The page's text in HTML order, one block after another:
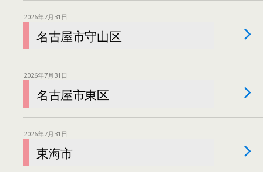
2026年7月31日
名古屋市守山区
2026年7月31日
名古屋市東区
2026年7月31日
東海市